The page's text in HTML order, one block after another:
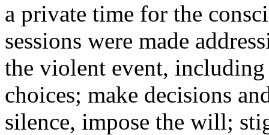
a private time for the
sessions were made
the violent event,
choices; make decisions
silence, impose the will;